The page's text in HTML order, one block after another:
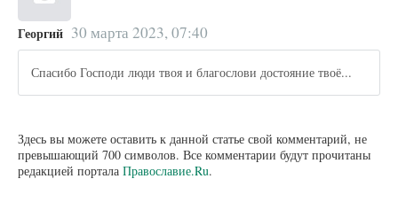
Георгий 30 марта 2023, 07:40
Спасибо Господи люди твоя и благослови достояние твоё...
Здесь вы можете оставить к данной статье свой комментарий, не
превышающий 700 символов. Все комментарии будут прочитаны
редакцией портала Православие.Ru.